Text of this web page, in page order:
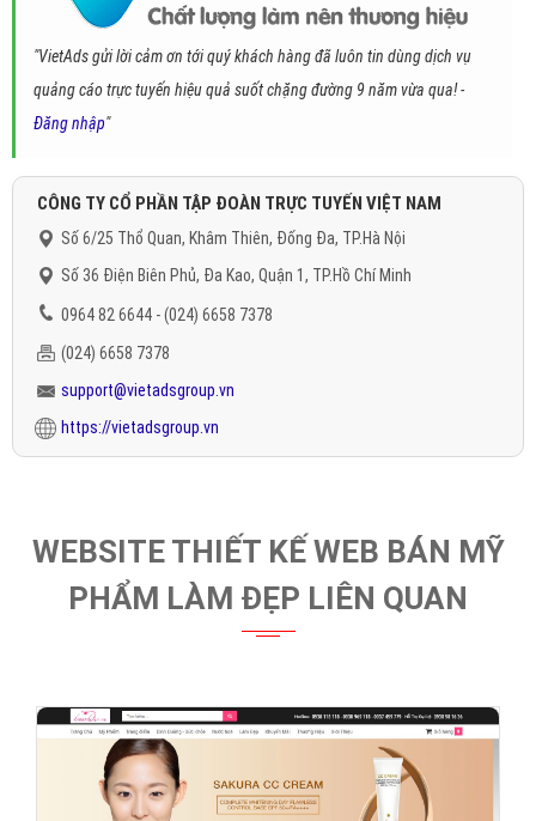
"VietAds gửi lời cảm ơn tới quý khách hàng đã luôn tin dùng dịch vụ
quảng cáo trực tuyến hiệu quả suốt chặng đường 9 năm vừa qua! -
Đăng nhập"
CÔNG TY CỔ PHẦN TẬP ĐOÀN TRỰC TUYẾN VIỆT NAM
Số 6/25 Thổ Quan, Khâm Thiên, Đống Đa, TP.Hà Nội
Số 36 Điện Biên Phủ, Đa Kao, Quận 1, TP.Hồ Chí Minh
0964 82 6644 - (024) 6658 7378
(024) 6658 7378
support@vietadsgroup.vn
https://vietadsgroup.vn
WEBSITE THIẾT KẾ WEB BÁN MỸ
PHẨM LÀM ĐẸP LIÊN QUAN